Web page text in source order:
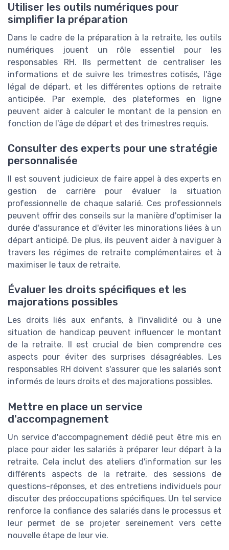
Utiliser les outils numériques pour
simplifier la préparation
Dans le cadre de la préparation à la retraite, les outils
numériques jouent un rôle essentiel pour les
responsables RH. Ils permettent de centraliser les
informations et de suivre les trimestres cotisés, l'âge
légal de départ, et les différentes options de retraite
anticipée. Par exemple, des plateformes en ligne
peuvent aider à calculer le montant de la pension en
fonction de l'âge de départ et des trimestres requis.
Consulter des experts pour une stratégie
personnalisée
Il est souvent judicieux de faire appel à des experts en
gestion de carrière pour évaluer la situation
professionnelle de chaque salarié. Ces professionnels
peuvent offrir des conseils sur la manière d'optimiser la
durée d'assurance et d'éviter les minorations liées à un
départ anticipé. De plus, ils peuvent aider à naviguer à
travers les régimes de retraite complémentaires et à
maximiser le taux de retraite.
Évaluer les droits spécifiques et les
majorations possibles
Les droits liés aux enfants, à l'invalidité ou à une
situation de handicap peuvent influencer le montant
de la retraite. Il est crucial de bien comprendre ces
aspects pour éviter des surprises désagréables. Les
responsables RH doivent s'assurer que les salariés sont
informés de leurs droits et des majorations possibles.
Mettre en place un service
d'accompagnement
Un service d'accompagnement dédié peut être mis en
place pour aider les salariés à préparer leur départ à la
retraite. Cela inclut des ateliers d'information sur les
différents aspects de la retraite, des sessions de
questions-réponses, et des entretiens individuels pour
discuter des préoccupations spécifiques. Un tel service
renforce la confiance des salariés dans le processus et
leur permet de se projeter sereinement vers cette
nouvelle étape de leur vie.